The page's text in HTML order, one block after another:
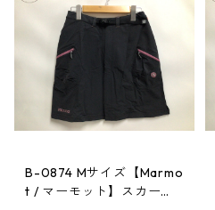
B-0874 Mサイズ【Marmo
t / マーモット】スカー